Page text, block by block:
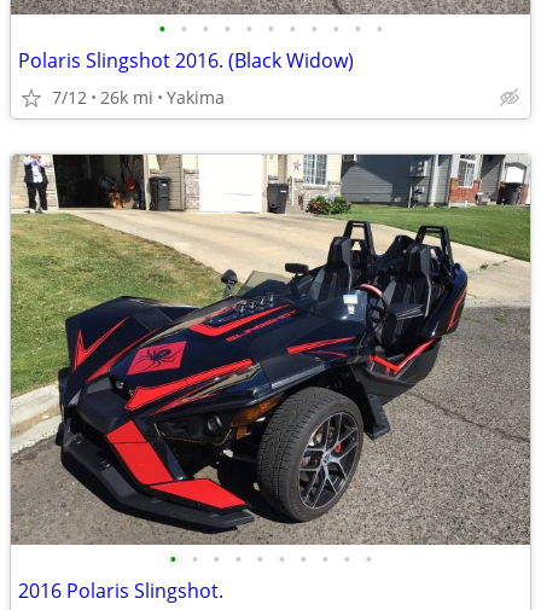
• • • • • • • • • • •
Polaris Slingshot 2016. (Black Widow)
7/12 26k mi Yakima
• • • • • • • • • •
2016 Polaris Slingshot.